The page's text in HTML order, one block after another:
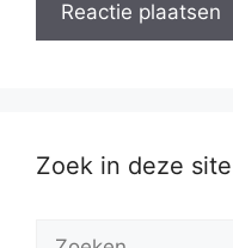
Zoek in deze site